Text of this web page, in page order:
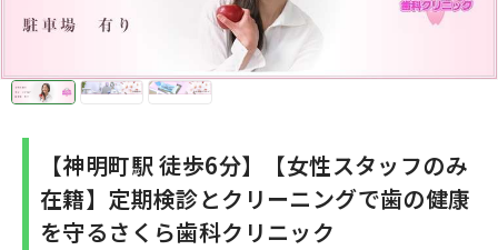
【神明町駅 徒歩6分】【女性スタッフのみ
在籍】定期検診とクリーニングで歯の健康
を守るさくら歯科クリニック